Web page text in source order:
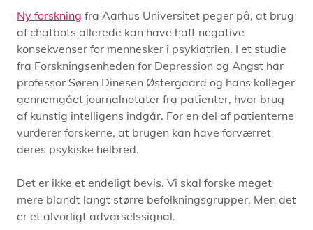
Ny forskning fra Aarhus Universitet peger på, at brug
af chatbots allerede kan have haft negative
konsekvenser for mennesker i psykiatrien. I et studie
fra Forskningsenheden for Depression og Angst har
professor Søren Dinesen Østergaard og hans kolleger
gennemgået journalnotater fra patienter, hvor brug
af kunstig intelligens indgår. For en del af patienterne
vurderer forskerne, at brugen kan have forværret
deres psykiske helbred.
Det er ikke et endeligt bevis. Vi skal forske meget
mere blandt langt større befolkningsgrupper. Men det
er et alvorligt advarselssignal.